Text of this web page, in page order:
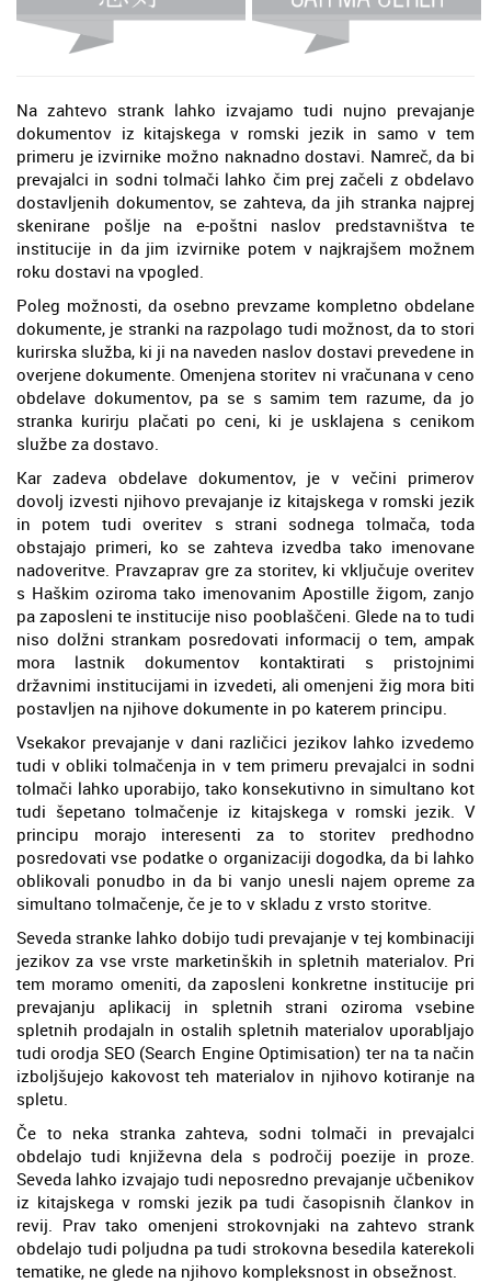
Na zahtevo strank lahko izvajamo tudi nujno prevajanje
dokumentov iz kitajskega v romski jezik in samo v tem
primeru je izvirnike možno naknadno dostavi. Namreč, da bi
prevajalci in sodni tolmači lahko čim prej začeli z obdelavo
dostavljenih dokumentov, se zahteva, da jih stranka najprej
skenirane pošlje na e-poštni naslov predstavništva te
institucije in da jim izvirnike potem v najkrajšem možnem
roku dostavi na vpogled.
Poleg možnosti, da osebno prevzame kompletno obdelane
dokumente, je stranki na razpolago tudi možnost, da to stori
kurirska služba, ki ji na naveden naslov dostavi prevedene in
overjene dokumente. Omenjena storitev ni vračunana v ceno
obdelave dokumentov, pa se s samim tem razume, da jo
stranka kurirju plačati po ceni, ki je usklajena s cenikom
službe za dostavo.
Kar zadeva obdelave dokumentov, je v večini primerov
dovolj izvesti njihovo prevajanje iz kitajskega v romski jezik
in potem tudi overitev s strani sodnega tolmača, toda
obstajajo primeri, ko se zahteva izvedba tako imenovane
nadoveritve. Pravzaprav gre za storitev, ki vključuje overitev
s Haškim oziroma tako imenovanim Apostille žigom, zanjo
pa zaposleni te institucije niso pooblaščeni. Glede na to tudi
niso dolžni strankam posredovati informacij o tem, ampak
mora lastnik dokumentov kontaktirati s pristojnimi
državnimi institucijami in izvedeti, ali omenjeni žig mora biti
postavljen na njihove dokumente in po katerem principu.
Vsekakor prevajanje v dani različici jezikov lahko izvedemo
tudi v obliki tolmačenja in v tem primeru prevajalci in sodni
tolmači lahko uporabijo, tako konsekutivno in simultano kot
tudi šepetano tolmačenje iz kitajskega v romski jezik. V
principu morajo interesenti za to storitev predhodno
posredovati vse podatke o organizaciji dogodka, da bi lahko
oblikovali ponudbo in da bi vanjo unesli najem opreme za
simultano tolmačenje, če je to v skladu z vrsto storitve.
Seveda stranke lahko dobijo tudi prevajanje v tej kombinaciji
jezikov za vse vrste marketinških in spletnih materialov. Pri
tem moramo omeniti, da zaposleni konkretne institucije pri
prevajanju aplikacij in spletnih strani oziroma vsebine
spletnih prodajaln in ostalih spletnih materialov uporabljajo
tudi orodja SEO (Search Engine Optimisation) ter na ta način
izboljšujejo kakovost teh materialov in njihovo kotiranje na
spletu.
Če to neka stranka zahteva, sodni tolmači in prevajalci
obdelajo tudi književna dela s področij poezije in proze.
Seveda lahko izvajajo tudi neposredno prevajanje učbenikov
iz kitajskega v romski jezik pa tudi časopisnih člankov in
revij. Prav tako omenjeni strokovnjaki na zahtevo strank
obdelajo tudi poljudna pa tudi strokovna besedila katerekoli
tematike, ne glede na njihovo kompleksnost in obsežnost.